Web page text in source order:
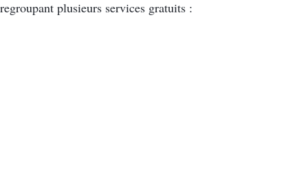
regroupant plusieurs services gratuits :